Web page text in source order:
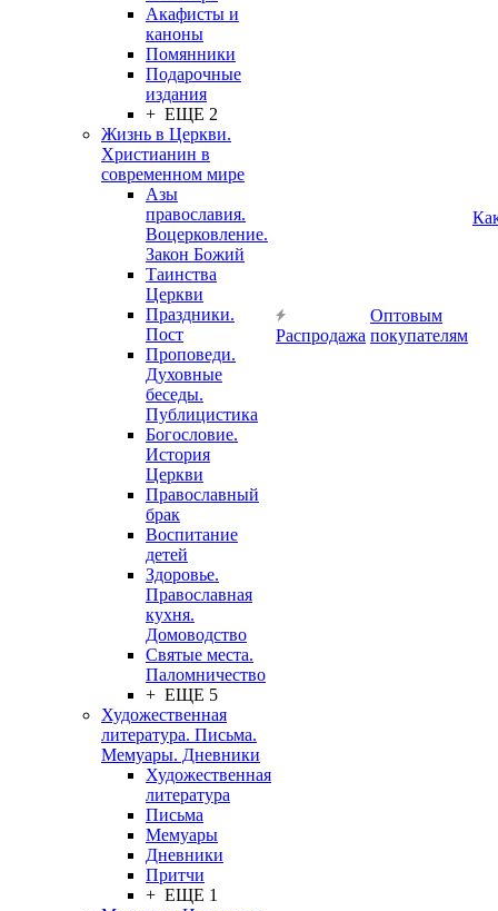
Акафисты и
каноны
Помянники
Подарочные
издания
+ ЕЩЕ 2
Жизнь в Церкви.
Христианин в
современном мире
Азы
православия.
Воцерковление.
Закон Божий
Таинства
Церкви
Праздники.
Пост
Проповеди.
Духовные
беседы.
Публицистика
Богословие.
История
Церкви
Православный
брак
Воспитание
детей
Здоровье.
Православная
кухня.
Домоводство
Святые места.
Паломничество
+ ЕЩЕ 5
Художественная
литература. Письма.
Мемуары. Дневники
Художественная
литература
Письма
Мемуары
Дневники
Притчи
+ ЕЩЕ 1
Распродажа
Оптовым
покупателям